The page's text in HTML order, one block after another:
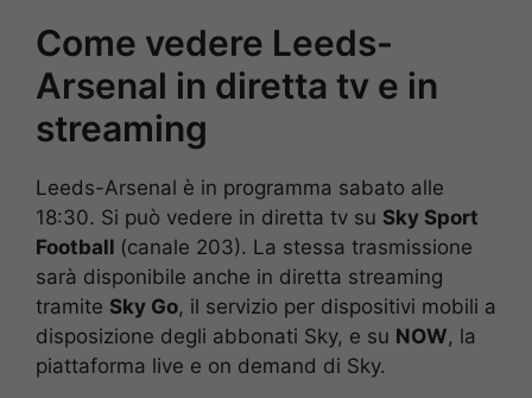
Come vedere Leeds-
Arsenal in diretta tv e in
streaming
Leeds-Arsenal è in programma sabato alle
18:30. Si può vedere in diretta tv su Sky Sport
Football (canale 203). La stessa trasmissione
sarà disponibile anche in diretta streaming
tramite Sky Go, il servizio per dispositivi mobili a
disposizione degli abbonati Sky, e su NOW, la
piattaforma live e on demand di Sky.